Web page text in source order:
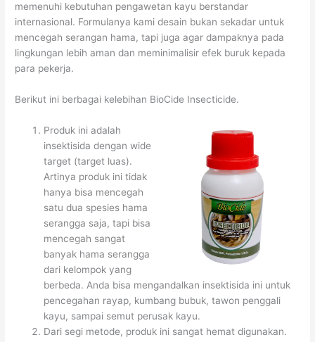
memenuhi kebutuhan pengawetan kayu berstandar
internasional. Formulanya kami desain bukan sekadar untuk
mencegah serangan hama, tapi juga agar dampaknya pada
lingkungan lebih aman dan meminimalisir efek buruk kepada
para pekerja.
Berikut ini berbagai kelebihan BioCide Insecticide.
Produk ini adalah
insektisida dengan wide
target (target luas).
Artinya produk ini tidak
hanya bisa mencegah
satu dua spesies hama
serangga saja, tapi bisa
mencegah sangat
banyak hama serangga
dari kelompok yang
berbeda. Anda bisa mengandalkan insektisida ini untuk
pencegahan rayap, kumbang bubuk, tawon penggali
kayu, sampai semut perusak kayu.
Dari segi metode, produk ini sangat hemat digunakan.